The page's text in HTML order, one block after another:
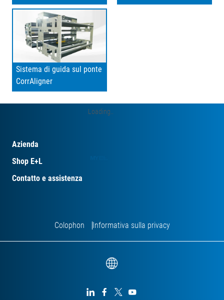
Sistema di guida sul ponte
CorrAligner
Loading
Azienda
Shop E+L
Contatto e assistenza
Colophon Informativa sulla privacy
   